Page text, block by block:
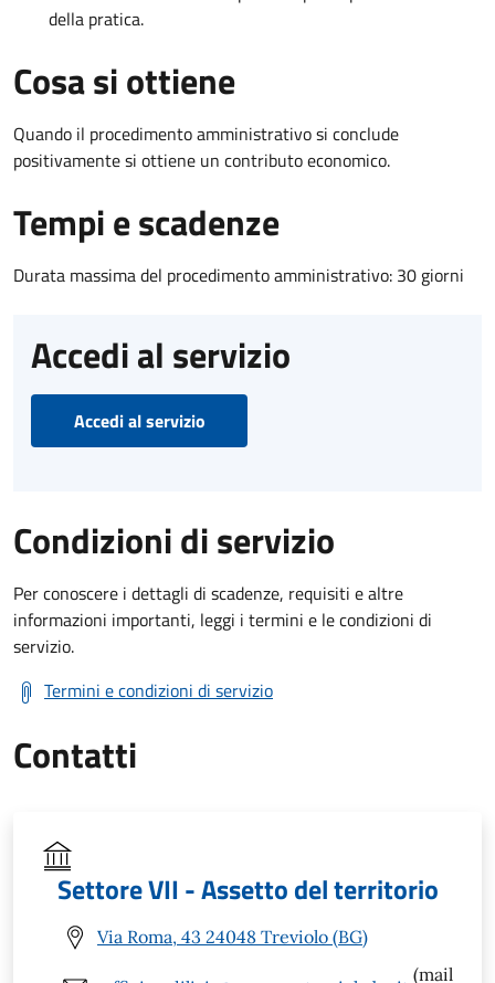
della pratica.
Cosa si ottiene
Quando il procedimento amministrativo si conclude
positivamente si ottiene un contributo economico.
Tempi e scadenze
Durata massima del procedimento amministrativo: 30 giorni
Accedi al servizio
Accedi al servizio
Condizioni di servizio
Per conoscere i dettagli di scadenze, requisiti e altre
informazioni importanti, leggi i termini e le condizioni di
servizio.
Termini e condizioni di servizio
Contatti
Settore VII - Assetto del territorio
Via Roma, 43 24048 Treviolo (BG)
(mail